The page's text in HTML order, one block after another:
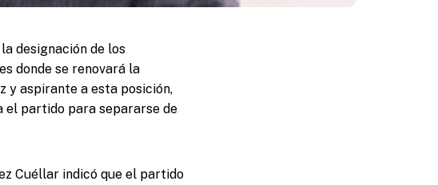
designación de los
donde se renovará la
y aspirante a esta posición,
el partido para separarse de
Cuéllar indicó que el partido